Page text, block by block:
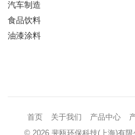
汽车制造
食品饮料
油漆涂料
首页 关于我们 产品中心
© 2026斐瓯环保科技(上海)有限